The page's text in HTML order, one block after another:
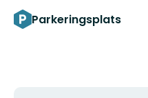
Parkeringsplats